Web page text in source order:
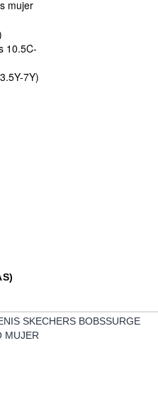
mujer
10.5C-
7Y)
SKECHERS BOBSSURGE
MUJER